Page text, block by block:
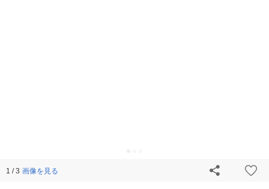
1 / 3 画像を見る